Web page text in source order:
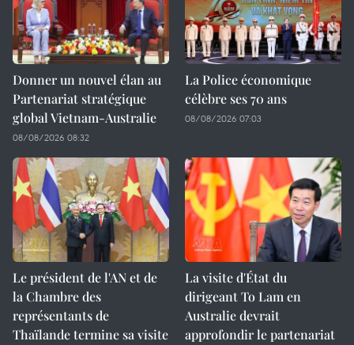
Donner un nouvel élan au
Partenariat stratégique
global Vietnam-Australie
08/08/2026 08:32
La Police économique
célèbre ses 70 ans
08/08/2026 07:03
Le président de l'AN et de
la Chambre des
représentants de
Thaïlande termine sa visite
La visite d'État du
dirigeant To Lam en
Australie devrait
approfondir le partenariat